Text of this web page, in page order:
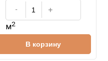
м2
В корзину